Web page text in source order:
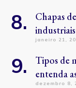
Chapas
janeiro 21,
Tipos de
entenda
dezembro 8,